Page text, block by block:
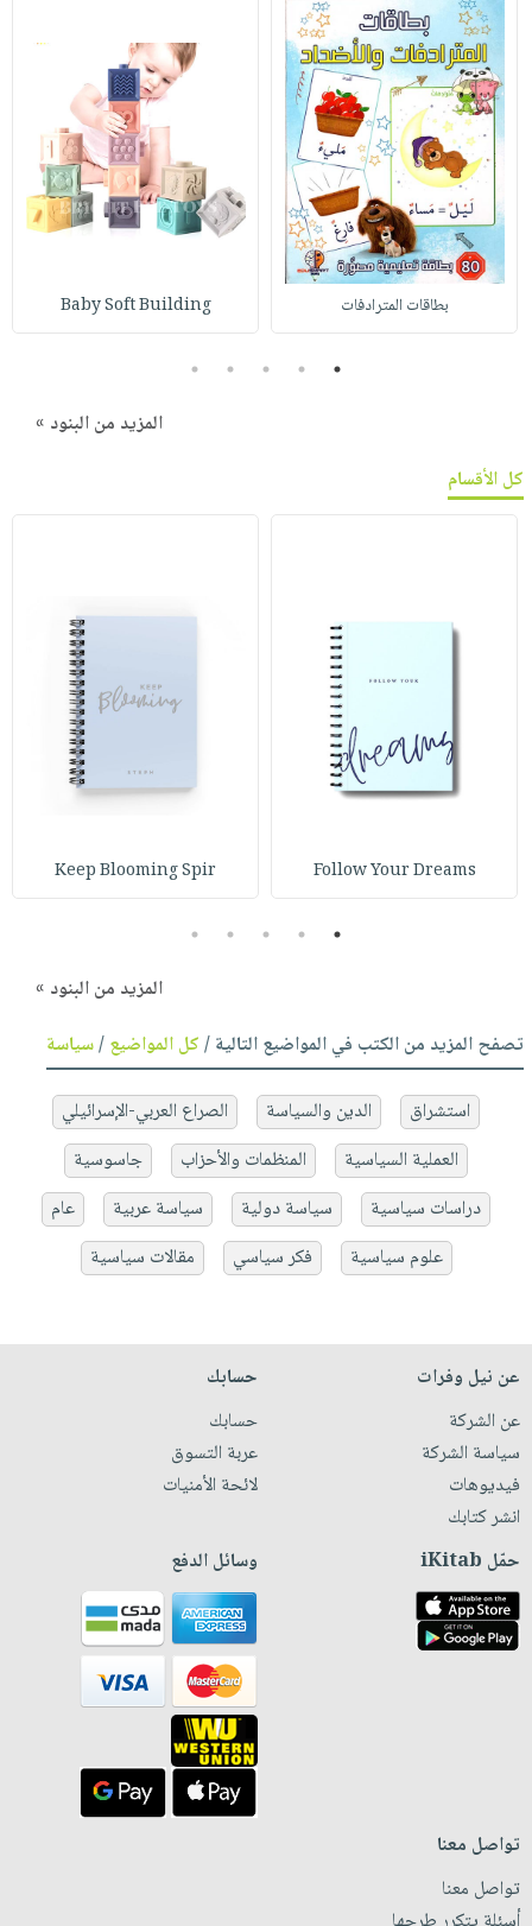
بطاقات المترادفات Baby Soft Building
1
2
3
4
5
المزيد من البنود »
كل الأقسام
Follow Your Dreams
Keep Blooming Spir
1
2
3
4
5
المزيد من البنود »
تصفح المزيد من الكتب في المواضيع التالية /كل المواضيع/سياسة
استشراق الدين والسياسة
الصراع العربي-الإسرائيلي
العملية السياسية
المنظمات والأحزاب
جاسوسية
دراسات سياسية
سياسة دولية سياسة عربية
عام
علوم سياسية
فكر سياسي مقالات سياسية
عن نيل وفرات
عن الشركة
سياسة الشركة
فيديوهات
انشر كتابك
حسابك
حسابك
عربة التسوق
لائحة الأمنيات
حمّل iKitab وسائل الدفع
تواصل معنا
تواصل معنا